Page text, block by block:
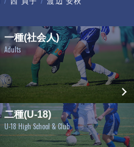
一種(社会人)
Adults
二種(U-18)
U-18 High School & Club